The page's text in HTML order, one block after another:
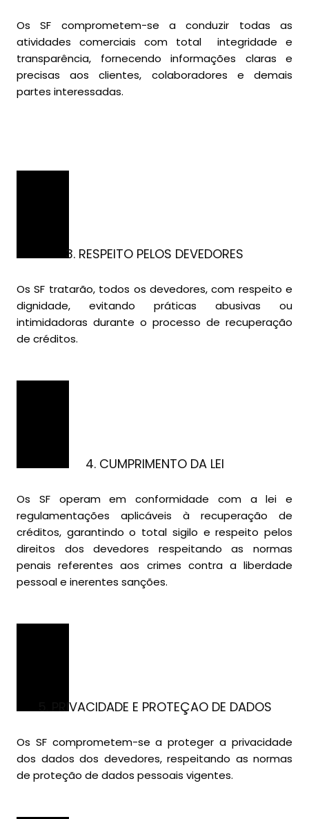
Os SF comprometem-se a conduzir todas as
atividades comerciais com total integridade e
transparência, fornecendo informações claras e
precisas aos clientes, colaboradores e demais
partes interessadas.
3. RESPEITO PELOS DEVEDORES
Os SF tratarão, todos os devedores, com respeito e
dignidade, evitando práticas abusivas ou
intimidadoras durante o processo de recuperação
de créditos.
4. CUMPRIMENTO DA LEI
Os SF operam em conformidade com a lei e
regulamentações aplicáveis à recuperação de
créditos, garantindo o total sigilo e respeito pelos
direitos dos devedores respeitando as normas
penais referentes aos crimes contra a liberdade
pessoal e inerentes sanções.
5. PRIVACIDADE E PROTEÇAO DE DADOS
Os SF comprometem-se a proteger a privacidade
dos dados dos devedores, respeitando as normas
de proteção de dados pessoais vigentes.